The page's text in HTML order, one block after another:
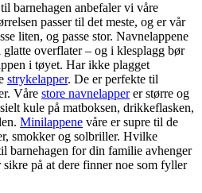
barnehagen anbefaler vi våre
passer til det meste, og er vår
liten, og passe stor. Navnelappene
overflater – og i klesplagg bør
i tøyet. Har ikke plagget
strykelapper. De er perfekte til
Våre store navnelapperer større og
kule på matboksen, drikkeflasken,
Minilappene våre er supre til de
smokker og solbriller. Hvilke
barnehagen for din familie avhenger
på at dere finner noe som fyller